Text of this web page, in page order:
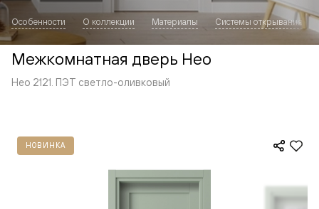
Особенности О коллекции Материалы Системы открывания
Межкомнатная дверь Нео
Нео 2121. ПЭТ светло-оливковый
НОВИНКА